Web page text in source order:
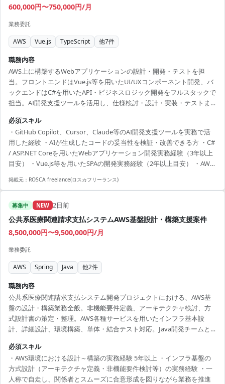
600,000円〜750,000円/月
業務委託
AWS Vue.js TypeScript 他7件
職務内容
AWS上に構築するWebアプリケーションの設計・開発・テストを担
当。フロントエンドはVue.js等を用いたUI/UXコンポーネント開発、バ
ックエンドはC#を用いたAPI・ビジネスロジック開発をフルスタックで
担当。AI開発支援ツールを活用し、仕様検討・設計・実装・テストま
は要件定義・基本設計から参画。
必須スキル
・GitHub Copilot、Cursor、Claude等のAI開発支援ツールを実務で活
用した経験 ・AIが生成したコードの妥当性を検証・改善できる方 ・C#
/ ASP.NET Coreを用いたWebアプリケーション開発実務経験（3年以上
目安） ・Vue.js等を用いたSPAの開発実務経験（2年以上目安） ・AWS
掲載元： ROSCA freelance(ロスカフリーランス)
募集中 NEW 2日前
公共系医療関連請求支払システムAWS基盤設計・構築支援案件
8,500,000円〜9,500,000円/月
業務委託
AWS Spring Java 他2件
職務内容
公共系医療関連請求支払システム開発プロジェクトにおける、AWS基
盤の設計・構築業務全般。非機能要件定義、アーキテクチャ検討、方
式設計書の策定・整理。AWS各種サービスを用いたインフラ基本設
計、詳細設計、環境構築、単体・結合テスト対応。Java開発チームと
必須スキル
・AWS環境における設計～構築の実務経験 5年以上 ・インフラ基盤の
方式設計（アーキテクチャ定義・非機能要件検討等）の実務経験 ・一
人称で自走し、関係者とスムーズに合意形成を図りながら業務を推進